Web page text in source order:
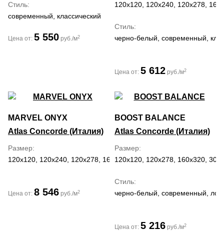
Стиль
современный, классический
Цена от: 5 550 руб./м2
120x120, 120x240, 120x278,
Стиль
черно-белый, современный,
Цена от: 5 612 руб./м2
MARVEL ONYX
Atlas Concorde (Италия)
Размер
120x120, 120x240, 120x278, 160x320, 60x120, 60x60
Цена от: 8 546 руб./м2
BOOST BALANCE
Atlas Concorde (Италия)
Размер
120x120, 120x278, 160x320,
Стиль
черно-белый, современный,
Цена от: 5 216 руб./м2